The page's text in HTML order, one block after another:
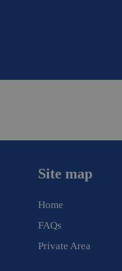
Site map
Home
FAQs
Private Area